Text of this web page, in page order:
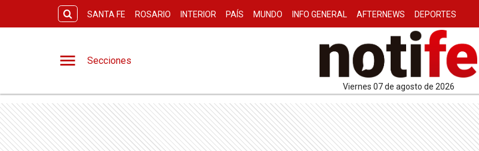
SANTA FE ROSARIO INTERIOR PAÍS MUNDO INFO GENERAL AFTERNEWS DEPORTES
Secciones
viernes 07 de agosto de 2026